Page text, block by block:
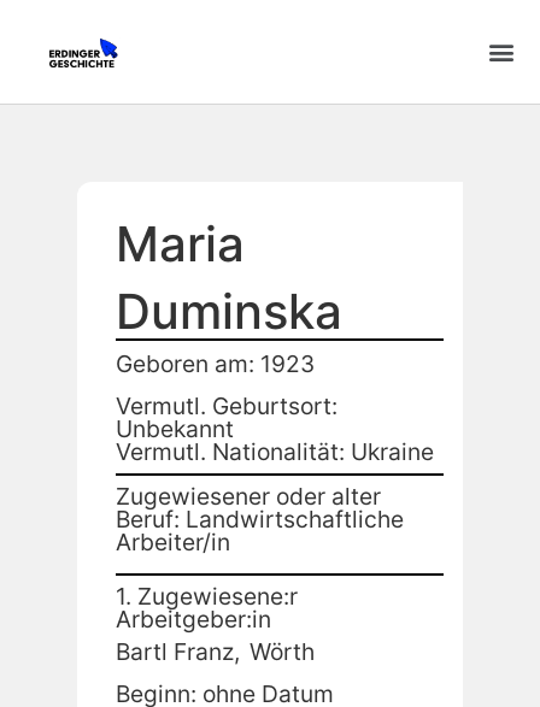
Maria
Duminska
Geboren am: 1923
Vermutl. Geburtsort:
Unbekannt
Vermutl. Nationalität: Ukraine
Zugewiesener oder alter
Beruf: Landwirtschaftliche
Arbeiter/in
1. Zugewiesene:r
Arbeitgeber:in
Bartl Franz, Wörth
Beginn: ohne Datum